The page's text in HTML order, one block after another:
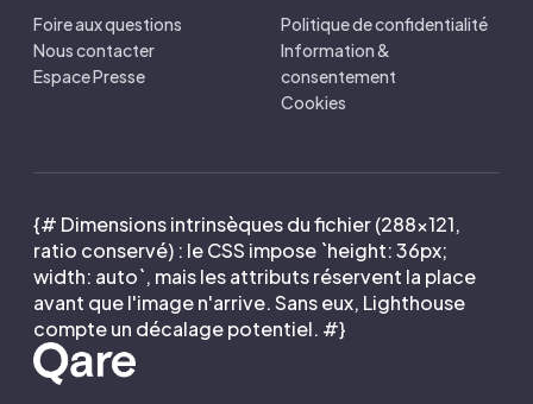
Foire aux questions
Nous contacter
Espace Presse
Politique de confidentialité
Information &
consentement
Cookies
{# Dimensions intrinsèques du fichier (288×121,
ratio conservé) : le CSS impose `height: 36px;
width: auto`, mais les attributs réservent la place
avant que l'image n'arrive. Sans eux, Lighthouse
compte un décalage potentiel. #}